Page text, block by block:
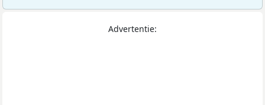
Advertentie: